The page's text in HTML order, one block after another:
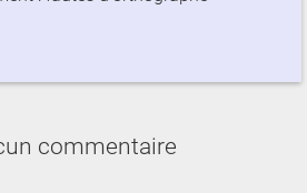
commentaire